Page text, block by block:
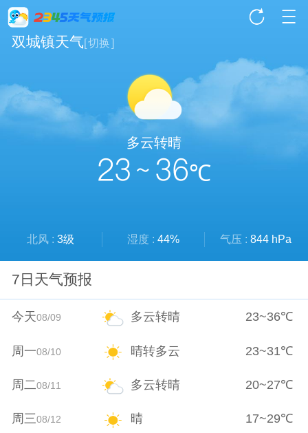
双城镇天气[切换]
多云转晴
23 ~ 36℃
北风 :3级 湿度 : 44% 气压 : 844 hPa
7日天气预报
今天08/09 多云转晴 23~36℃
周一08/10 晴转多云 23~31℃
周二08/11 多云转晴 20~27℃
周三08/12 晴 17~29℃